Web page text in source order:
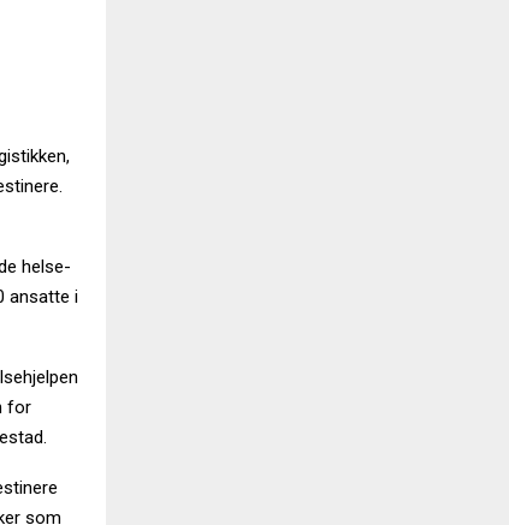
helse-
ansatte i
for
som